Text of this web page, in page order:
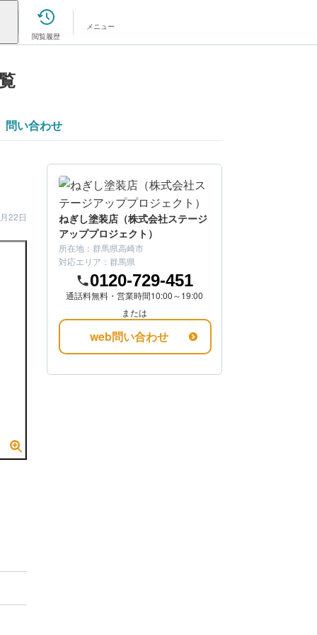
閲覧履歴
メニュー
問い合わせ
22日
ねぎし塗装店（株式会社ステージ
アッププロジェクト）
所在地： 群馬県高崎市
対応エリア： 群馬県
0120-729-451
通話料無料・営業時間10:00～19:00
または
web問い合わせ